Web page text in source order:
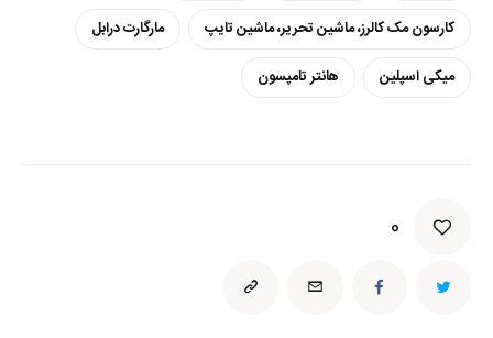
کارسون مک کالرز، ماشین تحریر، ماشین تایپ
مارگارت درابل
میکی اسپلین
هانتر تامپسون
0